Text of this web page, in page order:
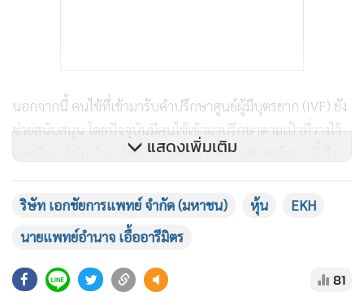
นอกจากนี้ คนไข้ที่เข้ามารับคำปรึกษาศูนย์ผู้มีบุตรยาก (IVF) ยัง
ช่วยสนับสนุน โดยปัจจุบันมีคนไข้เข้ามาปรึกษาตามเป้าที่วางไว้
และมีแนวโน้มเข้ามาใช้บริการเพิ่มมากขึ้นในช่วงหลังจากนี้ ซึ่ง
คาดว่าสิ้นปีนี้จะมีคนไข้เข้ามารับคำปรึกษาตามเป้าที่ได้วางไว้
300 เคส
ขณะที่ธุรกิจโรงพยาบาลคูนยังมีแนวโน้มการเติบโตที่ดี และได้รับ
ความสนใจจากคนไข้เข้ามาอย่างต่อเนื่อง ทำให้มองโอกาสที่จะ
ขยายการให้บริการด้านสุขภาพใหม่ๆ ในพื้นที่อื่นๆ เพิ่มเติม เพื่อ
แสดงเพิ่มเติม
ริษัท เอกชัยการแพทย์ จำกัด (มหาชน) หุ้น
EKH
นายแพทย์อำนาจ เอื้ออารีมิตร
81